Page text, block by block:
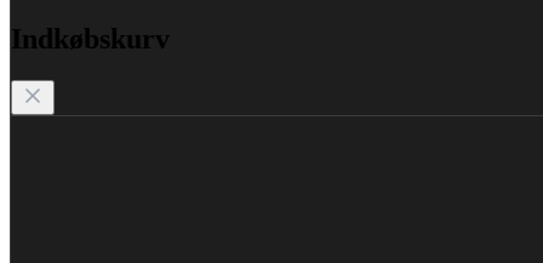
Indkøbskurv